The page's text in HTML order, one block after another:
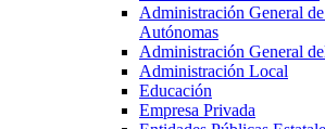
Administración General
Autónomas
Administración General
Administración Local
Educación
Empresa Privada